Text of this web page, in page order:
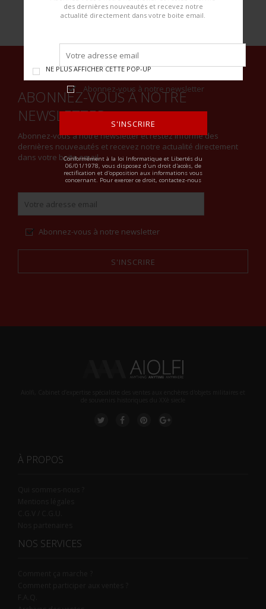
des dernières nouveautés et recevez notre
actualité directement dans votre boite email.
Abonnez-vous à notre newsletter
S'INSCRIRE
ALTERNATIVE:
Conformément à la loi Informatique et Libertés du
06/01/1978, vous disposez d'un droit d'accès, de
rectification et d'opposition aux informations vous
concernant. Pour exercer ce droit, contactez-nous
NE PLUS AFFICHER CETTE POP-UP
ABONNEZ-VOUS À NOTRE
NEWSLETTER
Abonnez-vous à notre newsletter et restez informé des
dernières nouveautés et recevez notre actualité directement
dans votre boite email.
Abonnez-vous à notre newsletter
S'INSCRIRE
À PROPOS
NOS SERVICES